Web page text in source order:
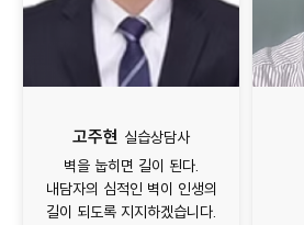
고주현 실습상담사
벽을 눕히면 길이 된다.
내담자의 심적인 벽이 인생의
길이 되도록 지지하겠습니다.